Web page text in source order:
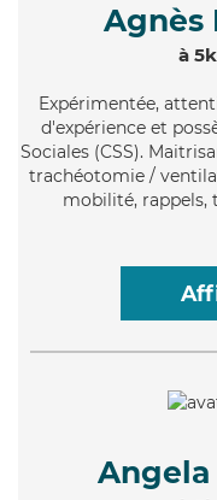
Agnès
à
Expérimentée,
d'expérience et
Sociales (CSS).
trachéotomie /
mobilité,
Angela